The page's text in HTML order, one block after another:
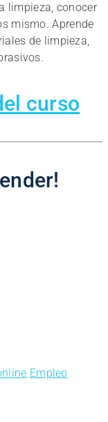
limpieza, conocer
mismo. Aprende
de limpieza,
curso
Empleo